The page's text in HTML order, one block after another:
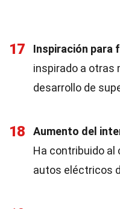
17 Inspiración para
inspirado a otras
desarrollo de
18 Aumento del
Ha contribuido al
autos eléctricos